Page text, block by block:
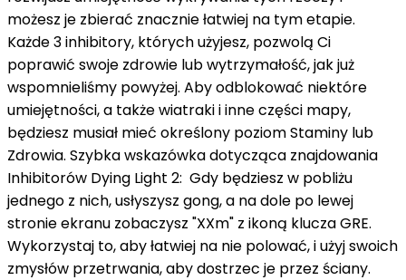
możesz je zbierać znacznie łatwiej na tym etapie.
Każde 3 inhibitory, których użyjesz, pozwolą Ci
poprawić swoje zdrowie lub wytrzymałość, jak już
wspomnieliśmy powyżej. Aby odblokować niektóre
umiejętności, a także wiatraki i inne części mapy,
będziesz musiał mieć określony poziom Staminy lub
Zdrowia. Szybka wskazówka dotycząca znajdowania
Inhibitorów Dying Light 2: Gdy będziesz w pobliżu
jednego z nich, usłyszysz gong, a na dole po lewej
stronie ekranu zobaczysz "XXm" z ikoną klucza GRE.
Wykorzystaj to, aby łatwiej na nie polować, i użyj swoich
zmysłów przetrwania, aby dostrzec je przez ściany.